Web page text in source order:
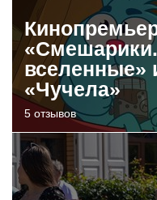
вселенные»
«Чучела»
5 отзывов